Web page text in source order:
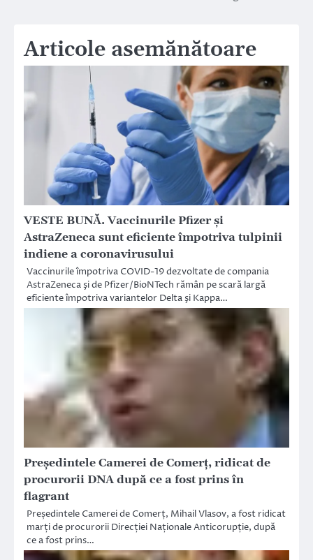
Articole asemănătoare
VESTE BUNĂ. Vaccinurile Pfizer și
AstraZeneca sunt eficiente împotriva tulpinii
indiene a coronavirusului
Vaccinurile împotriva COVID-19 dezvoltate de compania
AstraZeneca şi de Pfizer/BioNTech rămân pe scară largă
eficiente împotriva variantelor Delta şi Kappa…
Președintele Camerei de Comerț, ridicat de
procurorii DNA după ce a fost prins în
flagrant
Președintele Camerei de Comerț, Mihail Vlasov, a fost ridicat
marți de procurorii Direcției Naționale Anticorupție, după
ce a fost prins…